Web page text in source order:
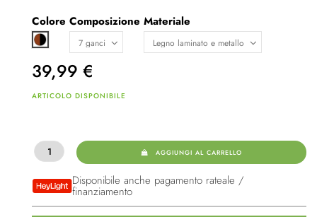
Colore
Marrone / nero
Composizione Materiale
39,99 €
ARTICOLO DISPONIBILE
AGGIUNGI AL CARRELLO
Disponibile anche pagamento rateale /
finanziamento